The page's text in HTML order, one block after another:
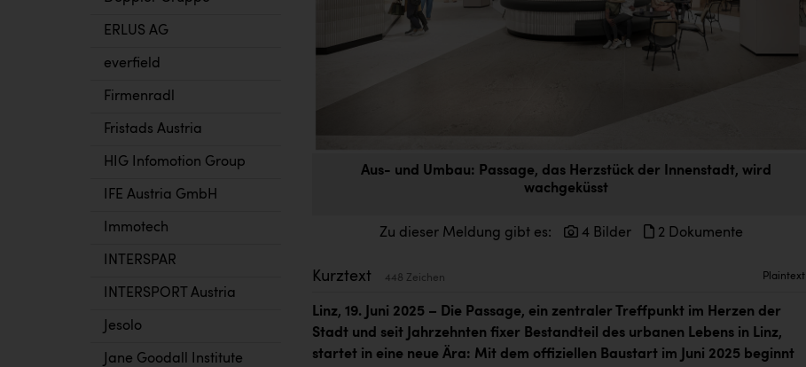
ERLUS AG
everfield
Firmenradl
Fristads Austria
HIG Infomotion Group
IFE Austria GmbH
Immotech
INTERSPAR
INTERSPORT Austria
Jesolo
Jane Goodall Institute
Aus- und Umbau: Passage, das Herzstück der Innenstadt, wird
wachgeküsst
Zu dieser Meldung gibt es: 4 Bilder 2 Dokumente
Kurztext 448 Zeichen Plaintext
Linz, 19. Juni 2025 – Die Passage, ein zentraler Treffpunkt im Herzen der
Stadt und seit Jahrzehnten fixer Bestandteil des urbanen Lebens in Linz,
startet in eine neue Ära: Mit dem offiziellen Baustart im Juni 2025 beginnt